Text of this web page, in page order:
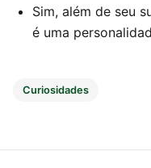
Sim, além de seu
é uma
Curiosidades